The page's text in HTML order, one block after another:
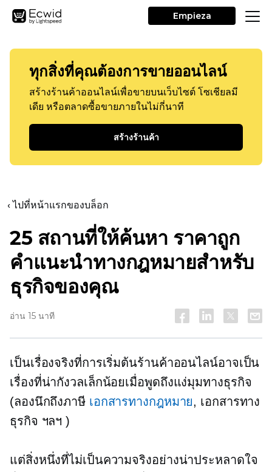
Empieza
ทุกสิ่งที่คุณต้องการขายออนไลน์
สร้างร้านค้าออนไลน์เพื่อขายบนเว็บไซต์ โซเชียลมี
เดีย หรือตลาดซื้อขายภายในไม่กี่นาที
สร้างร้านค้า
‹ ไปที่หน้าแรกของบล็อก
25 สถานที่ให้ค้นหา ราคาถูก
คำแนะนำทางกฎหมายสำหรับ
ธุรกิจของคุณ
อ่าน 15 นาที
เป็นเรื่องจริงที่การเริ่มต้นร้านค้าออนไลน์อาจเป็น
เรื่องที่น่ากังวลเล็กน้อยเมื่อพูดถึงแง่มุมทางธุรกิจ
(ลองนึกถึงภาษี เอกสารทางกฎหมาย, เอกสารทาง
ธุรกิจ ฯลฯ )
แต่สิ่งหนึ่งที่ไม่เป็นความจริงอย่างน่าประหลาดใจ